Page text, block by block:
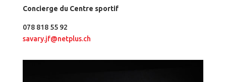
Concierge du Centre sportif
078 818 55 92
savary.jf@netplus.ch